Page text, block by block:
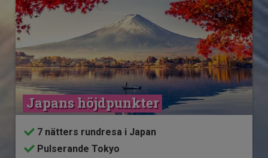
Japans höjdpunkter
7 nätters rundresa i Japan
Pulserande Tokyo